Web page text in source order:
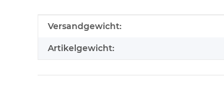
Produkteigenschaft
Wert
Versandgewicht:
Artikelgewicht: